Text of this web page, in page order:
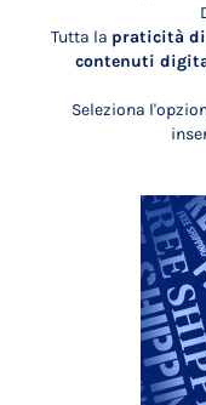
Tutta la praticità
contenuti
Seleziona